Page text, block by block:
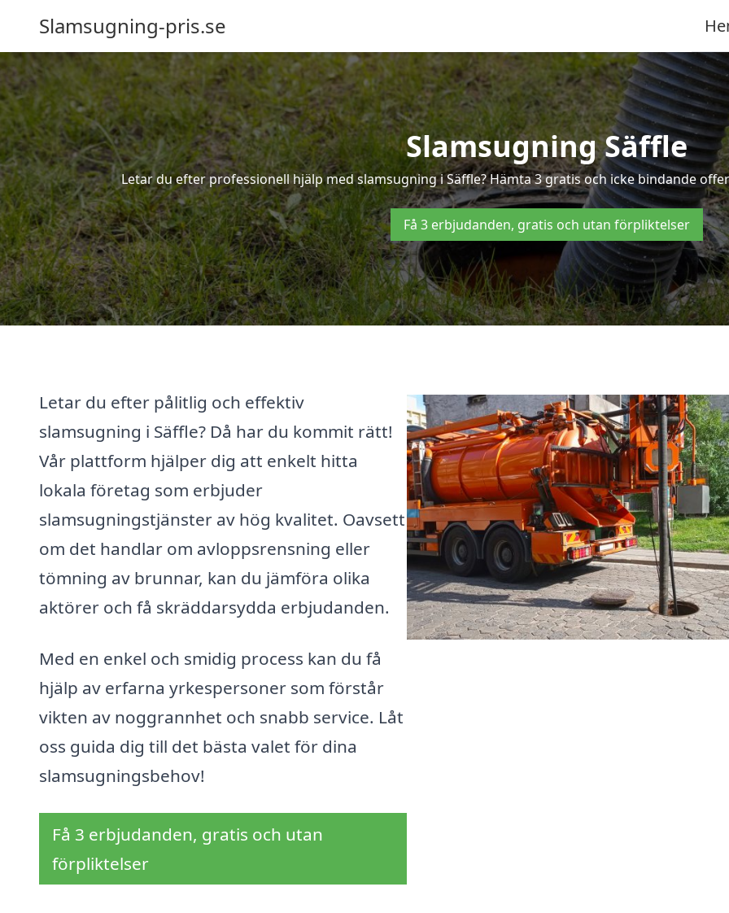
Slamsugning-pris.se
Slamsugning Säffle
Letar du efter professionell hjälp med slamsugning i Säffle? Hämta 3 gratis och icke bindande
Få 3 erbjudanden, gratis och utan förpliktelser
Letar du efter pålitlig och effektiv
slamsugning i Säffle? Då har du kommit rätt!
Vår plattform hjälper dig att enkelt hitta
lokala företag som erbjuder
slamsugningstjänster av hög kvalitet. Oavsett
om det handlar om avloppsrensning eller
tömning av brunnar, kan du jämföra olika
aktörer och få skräddarsydda erbjudanden.
Med en enkel och smidig process kan du få
hjälp av erfarna yrkespersoner som förstår
vikten av noggrannhet och snabb service. Låt
oss guida dig till det bästa valet för dina
slamsugningsbehov!
Få 3 erbjudanden, gratis och utan
förpliktelser